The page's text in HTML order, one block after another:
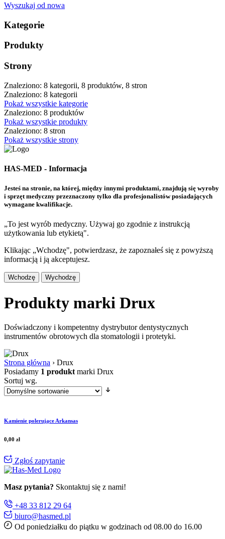
Wyszukaj od nowa
Kategorie
Produkty
Strony
Znaleziono: 8 kategorii, 8 produktów, 8 stron
Znaleziono: 8 kategorii
Pokaż wszystkie kategorie
Znaleziono: 8 produktów
Pokaż wszystkie produkty
Znaleziono: 8 stron
Pokaż wszystkie strony
HAS-MED - Informacja
Jesteś na stronie, na której, między innymi produktami, znajdują się wyroby
i sprzęt medyczny przeznaczony tylko dla profesjonalistów posiadających
wymagane kwalifikacje.
„To jest wyrób medyczny. Używaj go zgodnie z instrukcją
użytkowania lub etykietą".
Klikając „Wchodzę", potwierdzasz, że zapoznałeś się z powyższą
informacją i ją akceptujesz.
Wchodzę Wychodzę
Produkty marki Drux
Doświadczony i kompetentny dystrybutor dentystycznych
instrumentów obrotowych dla stomatologii i protetyki.
Strona główna › Drux
Posiadamy 1 produkt marki Drux
Sortuj wg.
Kamienie polerujące Arkansas
0,00 zł
Zgłoś zapytanie
Masz pytania? Skontaktuj się z nami!
+48 33 812 29 64
biuro@hasmed.pl
Od poniedziałku do piątku w godzinach od 08.00 do 16.00